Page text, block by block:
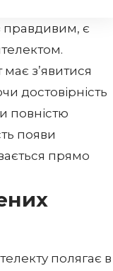
правдивим, є
з’явитися
достовірність
повністю
появи
прямо
полягає в